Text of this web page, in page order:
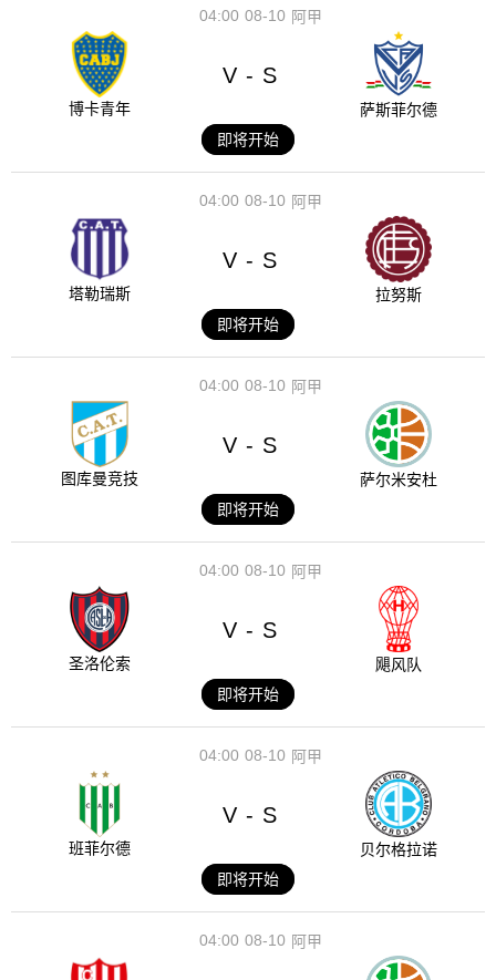
08-10
04:00 阿甲
博卡青年
V - S
萨斯菲尔德
即将开始
08-10
04:00 阿甲
塔勒瑞斯
V - S
拉努斯
即将开始
08-10
04:00 阿甲
图库曼竞技
V - S
萨尔米安杜
即将开始
08-10
04:00 阿甲
圣洛伦索
V - S
飓风队
即将开始
08-10
04:00 阿甲
班菲尔德
V - S
贝尔格拉诺
即将开始
08-10
04:00 阿甲